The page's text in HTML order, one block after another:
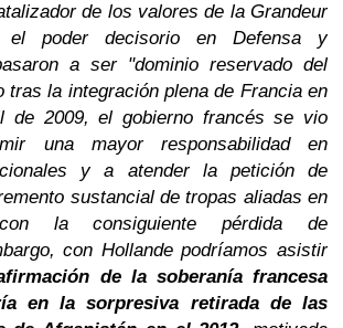
de los valores de la Grandeur
el poder decisorio en Defensa y
a ser "dominio reservado del
tras la integración plena de Francia en
2009, el gobierno francés se vio
una mayor responsabilidad en
y a atender la petición de
sustancial de tropas aliadas en
la consiguiente pérdida de
con Hollande podríamos asistir
de la soberanía francesa
en la sorpresiva retirada de las